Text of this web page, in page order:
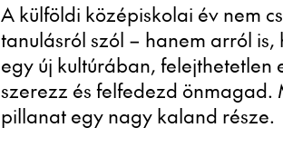
A külföldi középiskolai év nem
tanulásról szól – hanem arról is,
egy új kultúrában, felejthetetlen
szerezz és felfedezd önmagad.
pillanat egy nagy kaland része.